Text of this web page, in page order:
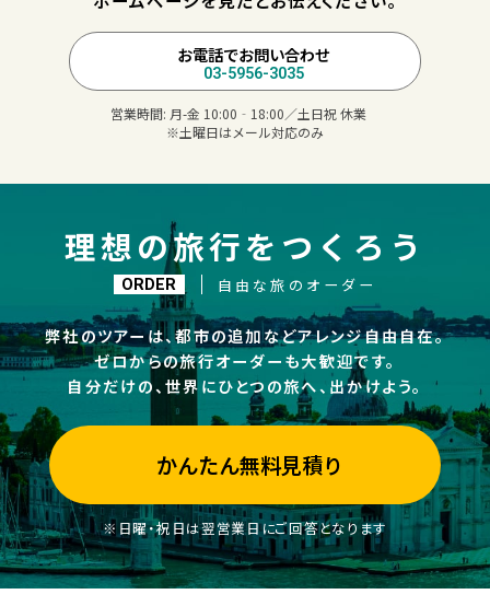
お電話でお問い合わせ
03-5956-3035
営業時間: 月-金 10:00‐18:00／土日祝 休業
※土曜日はメール対応のみ
理想の旅行をつくろう
ORDER 自由な旅のオーダー
弊社のツアーは、都市の追加などアレンジ自由自在。
ゼロからの旅行オーダーも大歓迎です。
自分だけの、世界にひとつの旅へ、出かけよう。
かんたん無料見積り
※日曜・祝日は翌営業日にご回答となります